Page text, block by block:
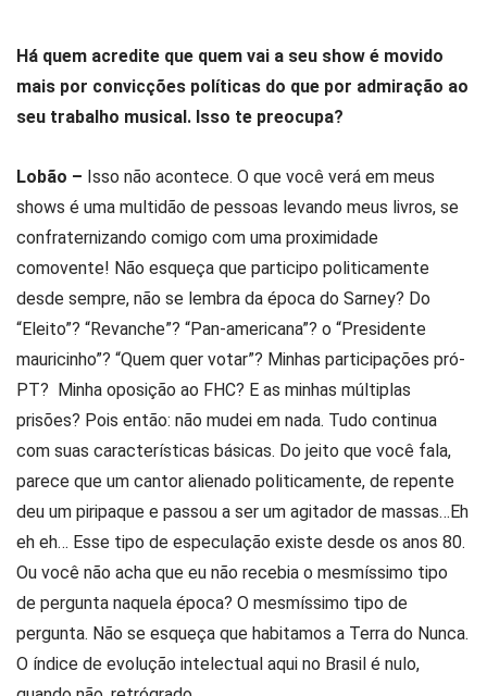
Há quem acredite que quem vai a seu show é movido
mais por convicções políticas do que por admiração ao
seu trabalho musical. Isso te preocupa?
Lobão – Isso não acontece. O que você verá em meus
shows é uma multidão de pessoas levando meus livros, se
confraternizando comigo com uma proximidade
comovente! Não esqueça que participo politicamente
desde sempre, não se lembra da época do Sarney? Do
“Eleito”? “Revanche”? “Pan-americana”? o “Presidente
mauricinho”? “Quem quer votar”? Minhas participações pró-
PT? Minha oposição ao FHC? E as minhas múltiplas
prisões? Pois então: não mudei em nada. Tudo continua
com suas características básicas. Do jeito que você fala,
parece que um cantor alienado politicamente, de repente
deu um piripaque e passou a ser um agitador de massas…Eh
eh eh… Esse tipo de especulação existe desde os anos 80.
Ou você não acha que eu não recebia o mesmíssimo tipo
de pergunta naquela época? O mesmíssimo tipo de
pergunta. Não se esqueça que habitamos a Terra do Nunca.
O índice de evolução intelectual aqui no Brasil é nulo,